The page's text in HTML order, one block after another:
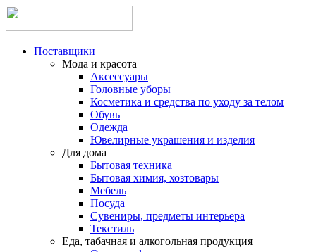
Поставщики
Мода и красота
Аксессуары
Головные уборы
Косметика и средства по уходу за телом
Обувь
Одежда
Ювелирные украшения и изделия
Для дома
Бытовая техника
Бытовая химия, хозтовары
Мебель
Посуда
Сувениры, предметы интерьера
Текстиль
Еда, табачная и алкогольная продукция